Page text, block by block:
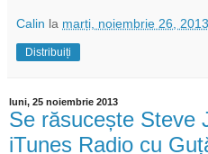
Calin la marți, noiembrie 26, 2013
Distribuiți
luni, 25 noiembrie 2013
Se răsucește Steve
iTunes Radio cu